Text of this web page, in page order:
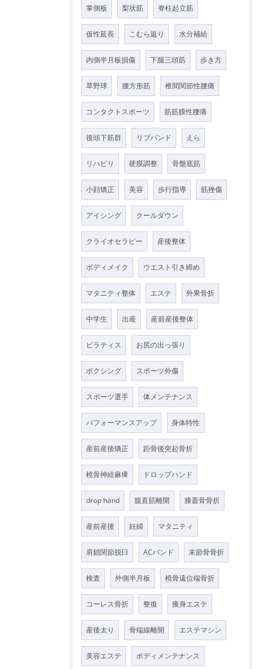
掌側板 梨状筋 脊柱起立筋
仮性延長 こむら返り 水分補給
内側半月板損傷 下腿三頭筋 歩き方
草野球 腰方形筋 椎間関節性腰痛
コンタクトスポーツ 筋筋膜性腰痛
後頭下筋群 リブバンド えら
リハビリ 硬膜調整 骨盤底筋
小顔矯正 美容 歩行指導 筋挫傷
アイシング クールダウン
クライオセラピー 産後整体
ボディメイク ウエスト引き締め
マタニティ整体 エステ 外果骨折
中学生 出産 産前産後整体
ピラティス お尻の出っ張り
ボクシング スポーツ外傷
スポーツ選手 体メンテナンス
パフォーマンスアップ 身体特性
産前産後矯正 距骨後突起骨折
橈骨神経麻痺 ドロップハンド
drop hand 腹直筋離開 膝蓋骨骨折
産前産後 妊婦 マタニティ
肩鎖関節脱臼 ACバンド 末節骨骨折
検査 外側半月板 橈骨遠位端骨折
コーレス骨折 整復 痩身エステ
産後太り 骨端線離開 エステマシン
美容エステ ボディメンテナンス